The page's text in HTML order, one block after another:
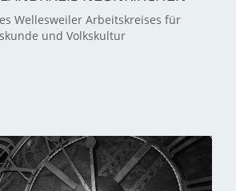
Wellesweiler Arbeitskreises für
und Volkskultur